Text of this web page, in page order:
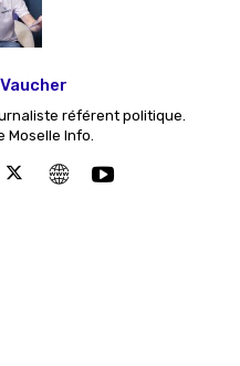
référent politique.
Moselle Info.